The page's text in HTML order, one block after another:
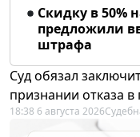
Скидку в
предложили
штрафа
Суд обязал
признании отказа
18:38 6 августа 2026